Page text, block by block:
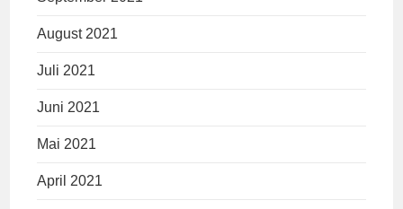
August 2021
Juli 2021
Juni 2021
Mai 2021
April 2021